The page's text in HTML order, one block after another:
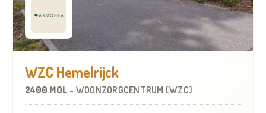
WZC Hemelrijck
2400 MOL - WOONZORGCENTRUM (WZC)